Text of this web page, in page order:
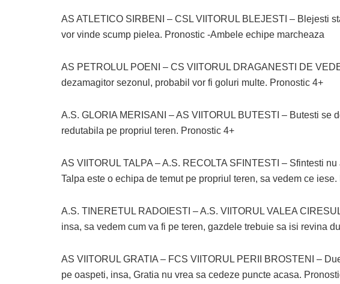
AS ATLETICO SIRBENI – CSL VIITORUL BLEJESTI – Blejesti
vor vinde scump pielea. Pronostic -Ambele echipe marcheaza
AS PETROLUL POENI – CS VIITORUL DRAGANESTI DE
dezamagitor sezonul, probabil vor fi goluri multe. Pronostic 4+
A.S. GLORIA MERISANI – AS VIITORUL BUTESTI – Butesti se
redutabila pe propriul teren. Pronostic 4+
AS VIITORUL TALPA – A.S. RECOLTA SFINTESTI – Sfintesti
Talpa este o echipa de temut pe propriul teren, sa vedem ce
A.S. TINERETUL RADOIESTI – A.S. VIITORUL VALEA
insa, sa vedem cum va fi pe teren, gazdele trebuie sa isi revina
AS VIITORUL GRATIA – FCS VIITORUL PERII BROSTENI –
pe oaspeti, insa, Gratia nu vrea sa cedeze puncte acasa.